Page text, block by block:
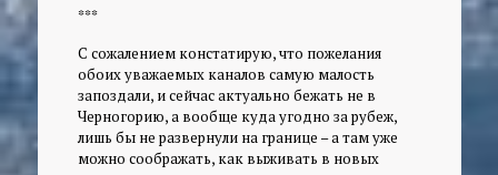
***
С сожалением констатирую, что пожелания
обоих уважаемых каналов самую малость
запоздали, и сейчас актуально бежать не в
Черногорию, а вообще куда угодно за рубеж,
лишь бы не развернули на границе – а там уже
можно соображать, как выживать в новых